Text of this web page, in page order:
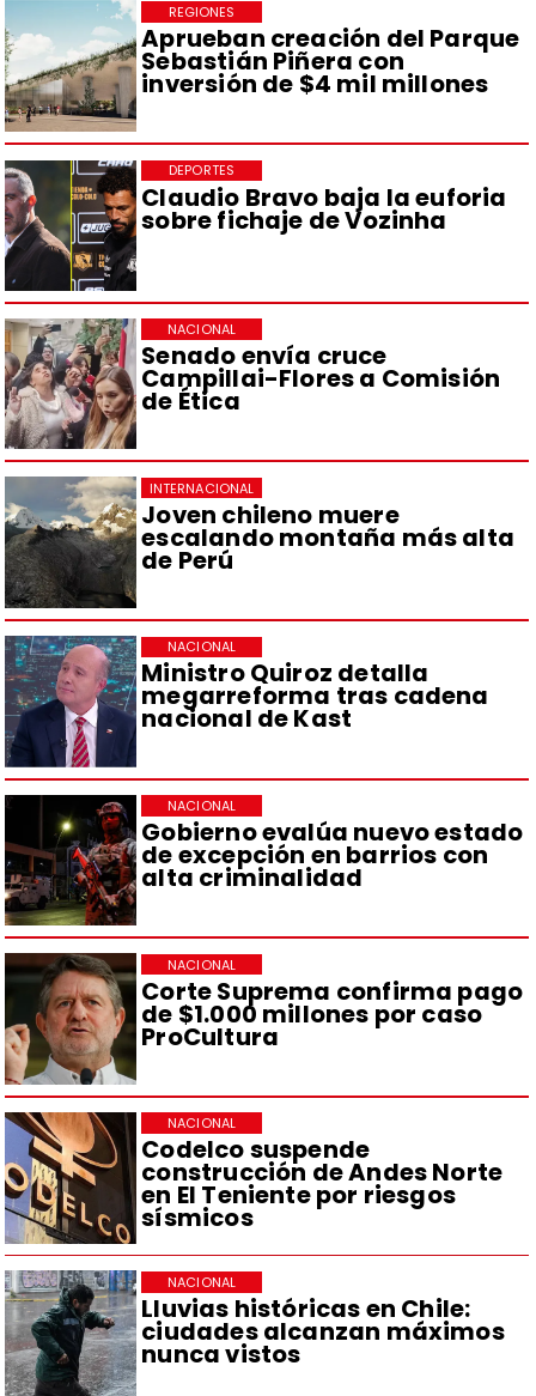
Aprueban creación del Parque
Sebastián Piñera con
inversión de $4 mil millones
REGIONES
Claudio Bravo baja la euforia
sobre fichaje de Vozinha
DEPORTES
Senado envía cruce
Campillai-Flores a Comisión
de Ética
NACIONAL
Joven chileno muere
escalando montaña más alta
de Perú
INTERNACIONAL
Ministro Quiroz detalla
megarreforma tras cadena
nacional de Kast
NACIONAL
Gobierno evalúa nuevo estado
de excepción en barrios con
alta criminalidad
NACIONAL
Corte Suprema confirma pago
de $1.000 millones por caso
ProCultura
NACIONAL
Codelco suspende
construcción de Andes Norte
en El Teniente por riesgos
sísmicos
NACIONAL
Lluvias históricas en Chile:
ciudades alcanzan máximos
nunca vistos
NACIONAL